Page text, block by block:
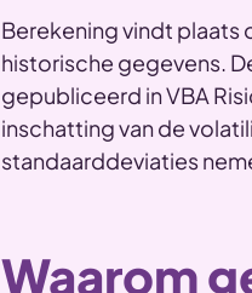
Berekening vindt plaats
historische gegevens.
gepubliceerd in VBA
inschatting van de
standaarddeviaties
Waarom